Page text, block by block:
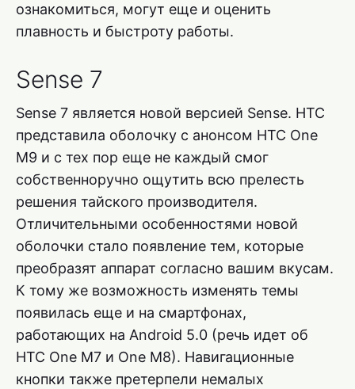
ознакомиться, могут еще и оценить
плавность и быстроту работы.
Sense 7
Sense 7 является новой версией Sense. HTC
представила оболочку с анонсом HTC One
M9 и с тех пор еще не каждый смог
собственноручно ощутить всю прелесть
решения тайского производителя.
Отличительными особенностями новой
оболочки стало появление тем, которые
преобразят аппарат согласно вашим вкусам.
К тому же возможность изменять темы
появилась еще и на смартфонах,
работающих на Android 5.0 (речь идет об
HTC One M7 и One M8). Навигационные
кнопки также претерпели немалых